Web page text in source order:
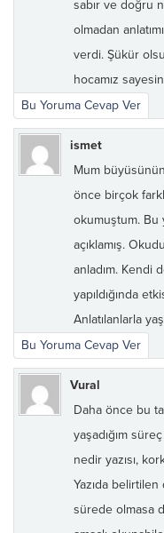
sabır ve doğru
olmadan
verdi. Şükür
hocamız
Bu Yoruma Cevap Ver
ismet
Mum
önce birçok
okumuştum. Bu
açıklamış.
anladım. Kendi
yapıldığında
Anlatılanlarla
Bu Yoruma Cevap Ver
Vural
Daha önce bu
yaşadığım
nedir yazısı,
Yazıda
sürede olmasa